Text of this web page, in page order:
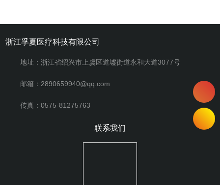
浙江孚夏医疗科技有限公司
地址：浙江省绍兴市上虞区道墟街道永和大道3077号
邮箱：2890659940@qq.com
传真：0575-81275763
联系我们